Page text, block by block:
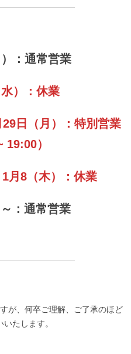
：通常営業
）：休業
日（月）：特別営業
19:00）
月8（木）：休業
：通常営業
が、何卒ご理解、ご了承のほど
たします。